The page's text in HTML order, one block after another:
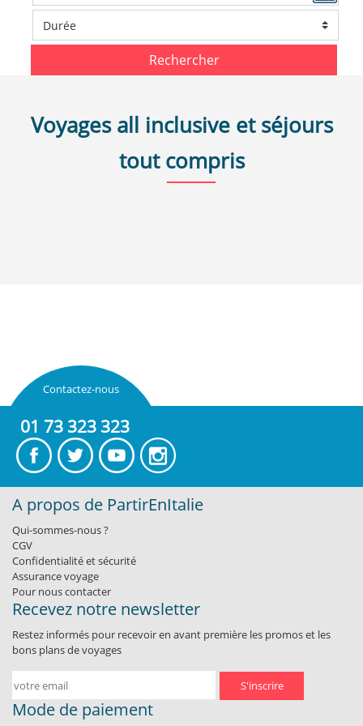
Rechercher
Voyages all inclusive et séjours
tout compris
Contactez-nous
01 73 323 323
A propos de PartirEnItalie
Qui-sommes-nous ?
CGV
Confidentialité et sécurité
Assurance voyage
Pour nous contacter
Recevez notre newsletter
Restez informés pour recevoir en avant première les promos et les
bons plans de voyages
S'inscrire
Mode de paiement